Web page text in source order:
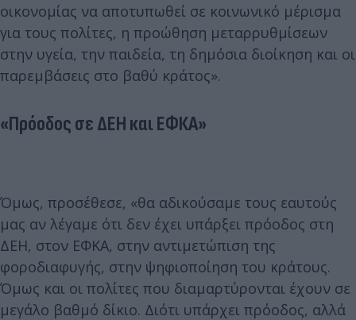
οικονομίας να αποτυπωθεί σε κοινωνικό μέρισμα
για τους πολίτες, η προώθηση μεταρρυθμίσεων
στην υγεία, την παιδεία, τη δημόσια διοίκηση και οι
παρεμβάσεις στο βαθύ κράτος».
«Πρόοδος σε ΔΕΗ και ΕΦΚΑ»
Όμως, προσέθεσε, «θα αδικούσαμε τους εαυτούς
μας αν λέγαμε ότι δεν έχει υπάρξει πρόοδος στη
ΔΕΗ, στον ΕΦΚΑ, στην αντιμετώπιση της
φοροδιαφυγής, στην ψηφιοποίηση του κράτους.
Όμως και οι πολίτες που διαμαρτύρονται έχουν σε
μεγάλο βαθμό δίκιο. Διότι υπάρχει πρόοδος, αλλά